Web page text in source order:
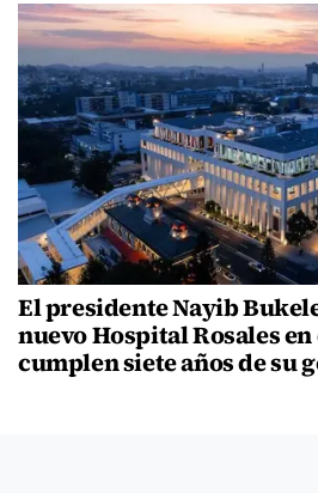
El presidente Nayib
nuevo Hospital Rosales en
cumplen siete años de su